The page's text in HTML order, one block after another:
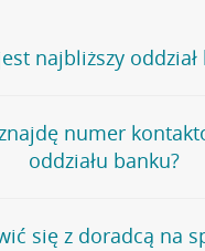
najbliższy oddział
naszego banku,
i bankomaty, na której
numer
oddziału banku?
nie udostępnia
bankowej.
się z doradcą na